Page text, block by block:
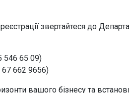
звертайтеся до
546 65 09)
67 662 9656)
вашого бізнесу та